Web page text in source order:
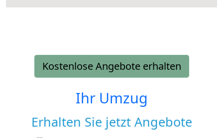
Kostenlose Angebote erhalten
Ihr Umzug
Erhalten Sie jetzt Angebote